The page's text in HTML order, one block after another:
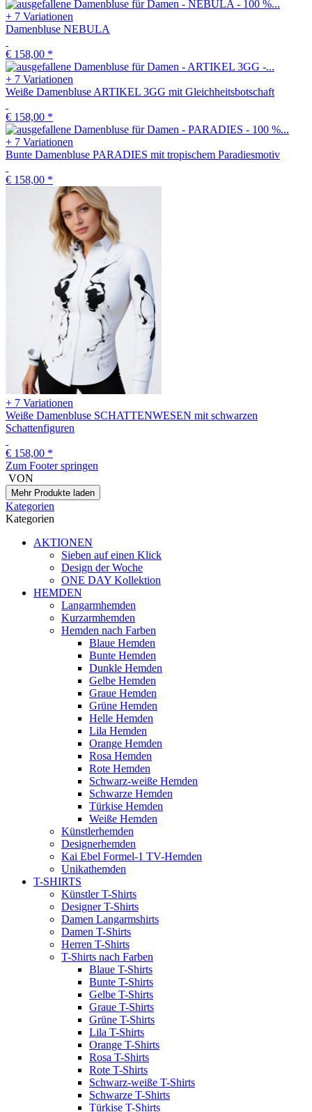
+ 7 Variationen
Damenbluse NEBULA
€ 158,00 *
+ 7 Variationen
Weiße Damenbluse ARTIKEL 3GG mit Gleichheitsbotschaft
€ 158,00 *
+ 7 Variationen
Bunte Damenbluse PARADIES mit tropischem Paradiesmotiv
€ 158,00 *
+ 7 Variationen
Weiße Damenbluse SCHATTENWESEN mit schwarzen
Schattenfiguren
€ 158,00 *
Zum Footer springen
VON
Mehr Produkte laden
Kategorien
Kategorien
AKTIONEN
Sieben auf einen Klick
Design der Woche
ONE DAY Kollektion
HEMDEN
Langarmhemden
Kurzarmhemden
Hemden nach Farben
Blaue Hemden
Bunte Hemden
Dunkle Hemden
Gelbe Hemden
Graue Hemden
Grüne Hemden
Helle Hemden
Lila Hemden
Orange Hemden
Rosa Hemden
Rote Hemden
Schwarz-weiße Hemden
Schwarze Hemden
Türkise Hemden
Weiße Hemden
Künstlerhemden
Designerhemden
Kai Ebel Formel-1 TV-Hemden
Unikathemden
T-SHIRTS
Künstler T-Shirts
Designer T-Shirts
Damen Langarmshirts
Damen T-Shirts
Herren T-Shirts
T-Shirts nach Farben
Blaue T-Shirts
Bunte T-Shirts
Gelbe T-Shirts
Graue T-Shirts
Grüne T-Shirts
Lila T-Shirts
Orange T-Shirts
Rosa T-Shirts
Rote T-Shirts
Schwarz-weiße T-Shirts
Schwarze T-Shirts
Türkise T-Shirts